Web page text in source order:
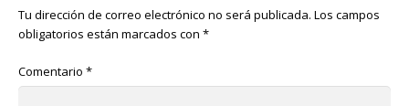
Tu dirección de correo electrónico no será publicada. Los campos
obligatorios están marcados con *
Comentario *